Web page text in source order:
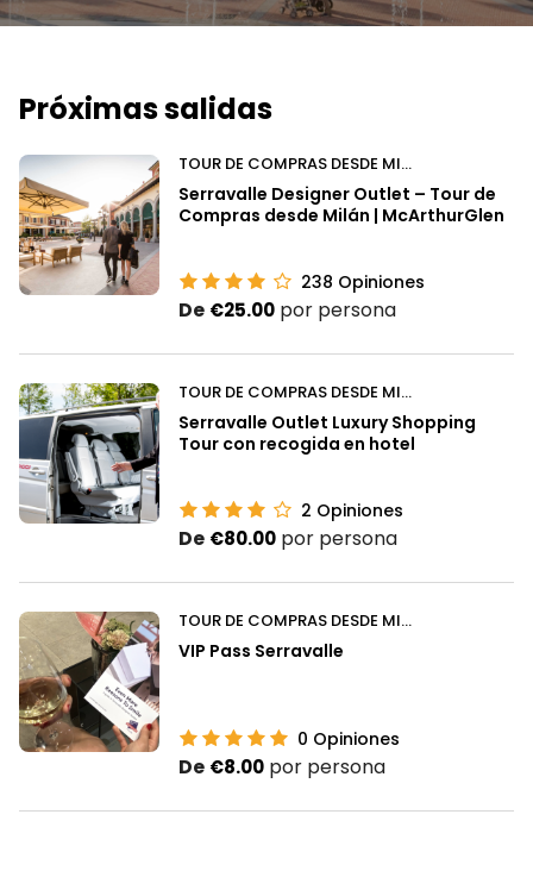
Próximas salidas
TOUR DE COMPRAS DESDE MILÁN
Serravalle Designer Outlet – Tour de
Compras desde Milán | McArthurGlen
238 Opiniones
De €25.00 por persona
TOUR DE COMPRAS DESDE MILÁN
Serravalle Outlet Luxury Shopping
Tour con recogida en hotel
2 Opiniones
De €80.00 por persona
TOUR DE COMPRAS DESDE MILÁN
VIP Pass Serravalle
0 Opiniones
De €8.00 por persona